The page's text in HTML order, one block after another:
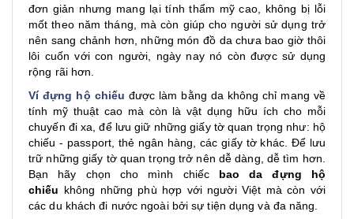
đơn giản nhưng mang lại tính thẩm mỹ cao, không bị lỗi
mốt theo năm tháng, mà còn giúp cho người sử dụng trở
nên sang chảnh hơn, những món đồ da chưa bao giờ thôi
lôi cuốn với con người, ngày nay nó còn được sử dụng
rộng rãi hơn.
Ví đựng hộ chiếu được làm bằng da không chỉ mang về
tính mỹ thuật cao mà còn là vật dụng hữu ích cho mỗi
chuyến đi xa, để lưu giữ những giấy tờ quan trọng như: hộ
chiếu - passport, thẻ ngân hàng, các giấy tờ khác. Để lưu
trữ những giấy tờ quan trọng trở nên dễ dàng, dễ tìm hơn.
Bạn hãy chọn cho mình chiếc bao da đựng hộ
chiếu không những phù hợp với người Việt mà còn với
các du khách đi nước ngoài bởi sự tiện dụng và đa năng.